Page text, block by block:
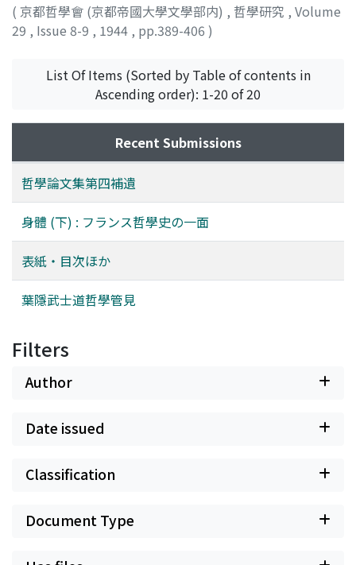
( 京都哲學會 (京都帝國大學文學部内) , 哲學研究 , Volume
29 , Issue 8-9 , 1944 , pp.389-406 )
List Of Items (Sorted by Table of contents in
Ascending order): 1-20 of 20
Recent Submissions
哲學論文集第四補遺
身體 (下) : フランス哲學史の一面
表紙・目次ほか
葉隱武士道哲學管見
Filters
Author
Date issued
Classification
Document Type